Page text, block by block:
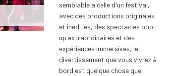
semblable à celle d'un festival,
avec des productions originales
et inédites, des spectacles pop-
up extraordinaires et des
expériences immersives, le
divertissement que vous vivrez à
bord est quelque chose que